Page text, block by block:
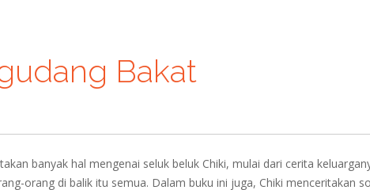
Bakat
banyak hal mengenai seluk beluk Chiki, mulai dari cerita
orang di balik itu semua. Dalam buku ini juga, Chiki menceritakan